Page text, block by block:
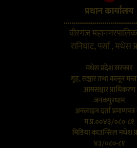
प्रधान कार्यालय
वीरगंज
रानिघाट, पर्सा , मधेस
मधेस प्रदेश सरकार
गृह, सञ्चार तथा कानून
आमसञ्चार प्राधिकरण
जनकपुरधाम
अनलाइन दर्ता
म.प्र.००४३/०८०-८१
मिडिया काउन्सिल मधेश
४३/०८०-८१